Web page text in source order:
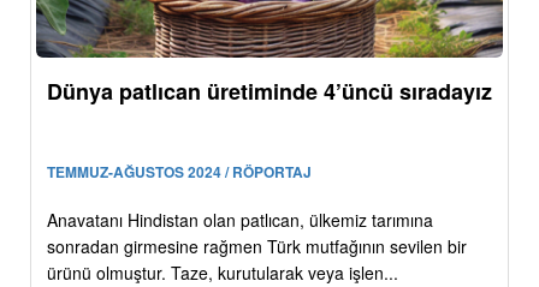
Dünya patlıcan üretiminde 4’üncü sıradayız
TEMMUZ-AĞUSTOS 2024 / RÖPORTAJ
Anavatanı Hindistan olan patlıcan, ülkemiz tarımına
sonradan girmesine rağmen Türk mutfağının sevilen bir
ürünü olmuştur. Taze, kurutularak veya işlen...